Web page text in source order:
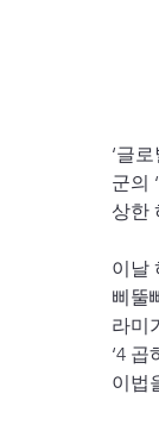
‘글
군의
상한
이날
삐뚤
라미
‘4
이법